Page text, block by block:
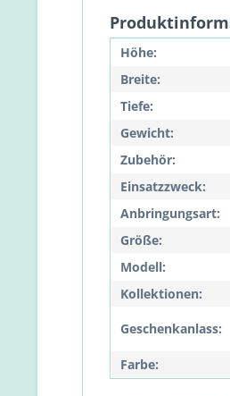
Höhe:
Breite:
Tiefe:
Gewicht:
Zubehör:
Einsatzzweck:
Anbringungsart:
Größe:
Modell:
Kollektionen:
Geschenkanlass:
Farbe: